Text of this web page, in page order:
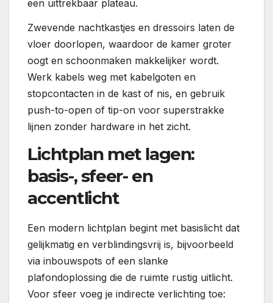
een uittrekbaar plateau.
Zwevende nachtkastjes en dressoirs laten de
vloer doorlopen, waardoor de kamer groter
oogt en schoonmaken makkelijker wordt.
Werk kabels weg met kabelgoten en
stopcontacten in de kast of nis, en gebruik
push-to-open of tip-on voor superstrakke
lijnen zonder hardware in het zicht.
Lichtplan met lagen:
basis-, sfeer- en
accentlicht
Een modern lichtplan begint met basislicht dat
gelijkmatig en verblindingsvrij is, bijvoorbeeld
via inbouwspots of een slanke
plafondoplossing die de ruimte rustig uitlicht.
Voor sfeer voeg je indirecte verlichting toe: